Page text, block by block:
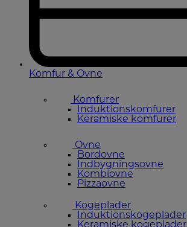
Komfur & Ovne
Komfurer
Induktionskomfurer
Keramiske komfurer
Ovne
Bordovne
Indbygningsovne
Kombiovne
Pizzaovne
Kogeplader
Induktionskogeplader